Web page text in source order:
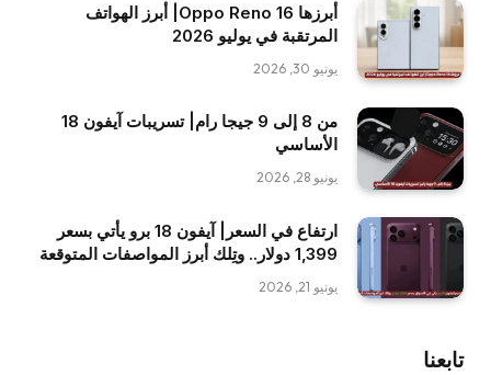
أبرزها Oppo Reno 16| أبرز الهواتف
المرتقبة في يوليو 2026
يونيو 30, 2026
من 8 إلى 9 جيجا رام| تسريبات آيفون 18
الأساسي
يونيو 28, 2026
ارتفاع في السعر| آيفون 18 برو يأتي بسعر
1,399 دولار.. وتِلك أبرز المواصفات المتوقعة
يونيو 21, 2026
تابعنا